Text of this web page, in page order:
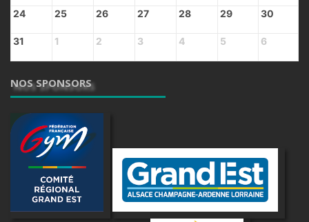
24 25 26 27 28 29 30
31 1 2 3 4 5 6
NOS SPONSORS